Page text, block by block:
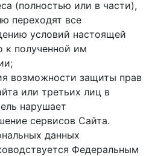
(полностью или в части),
переходят все
условий настоящей
к полученной им
возможности защиты прав
или третьих лиц в
нарушает
сервисов Сайта.
данных
Федеральным